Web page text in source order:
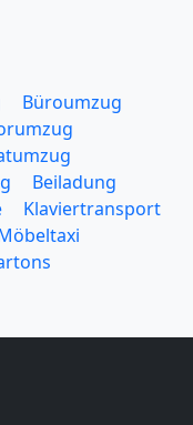
Büroumzug
Beiladung
Klaviertransport